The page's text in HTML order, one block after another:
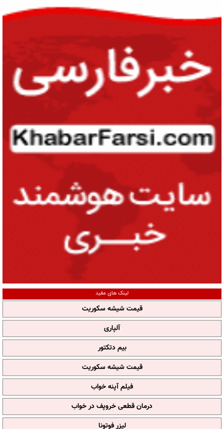
لینک های مفید
قیمت شیشه سکوریت
آلپاری
بیم دتکتور
قیمت شیشه سکوریت
فیلم آپنه خواب
درمان قطعی خروپف در خواب
لیزر فوتونا